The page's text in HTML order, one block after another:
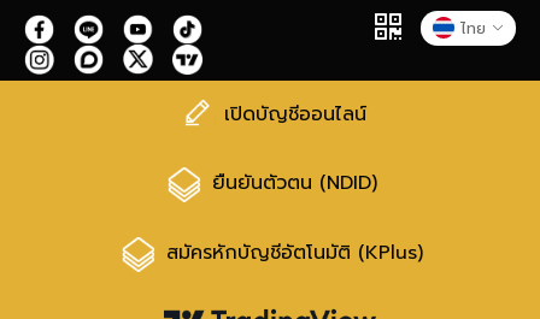
ไทย
เปิดบัญชีออนไลน์
ยืนยันตัวตน (NDID)
สมัครหักบัญชีอัตโนมัติ (KPlus)